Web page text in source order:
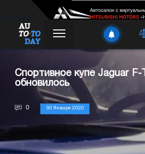
Спортивное купе Jaguar F-
обновилось
0 30 Января 2020